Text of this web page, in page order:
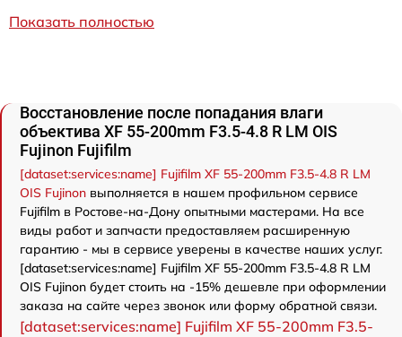
Показать полностью
Восстановление после попадания влаги
объектива XF 55-200mm F3.5-4.8 R LM OIS
Fujinon Fujifilm
[dataset:services:name] Fujifilm XF 55-200mm F3.5-4.8 R LM
OIS Fujinon выполняется в нашем профильном сервисе
Fujifilm в Ростове-на-Дону опытными мастерами. На все
виды работ и запчасти предоставляем расширенную
гарантию - мы в сервисе уверены в качестве наших услуг.
[dataset:services:name] Fujifilm XF 55-200mm F3.5-4.8 R LM
OIS Fujinon будет стоить на -15% дешевле при оформлении
заказа на сайте через звонок или форму обратной связи.
[dataset:services:name] Fujifilm XF 55-200mm F3.5-